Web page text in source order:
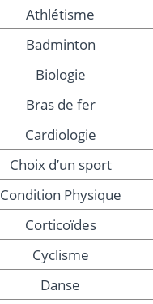
Athlétisme
Badminton
Biologie
Bras de fer
Cardiologie
Choix d’un sport
Condition Physique
Corticoïdes
Cyclisme
Danse